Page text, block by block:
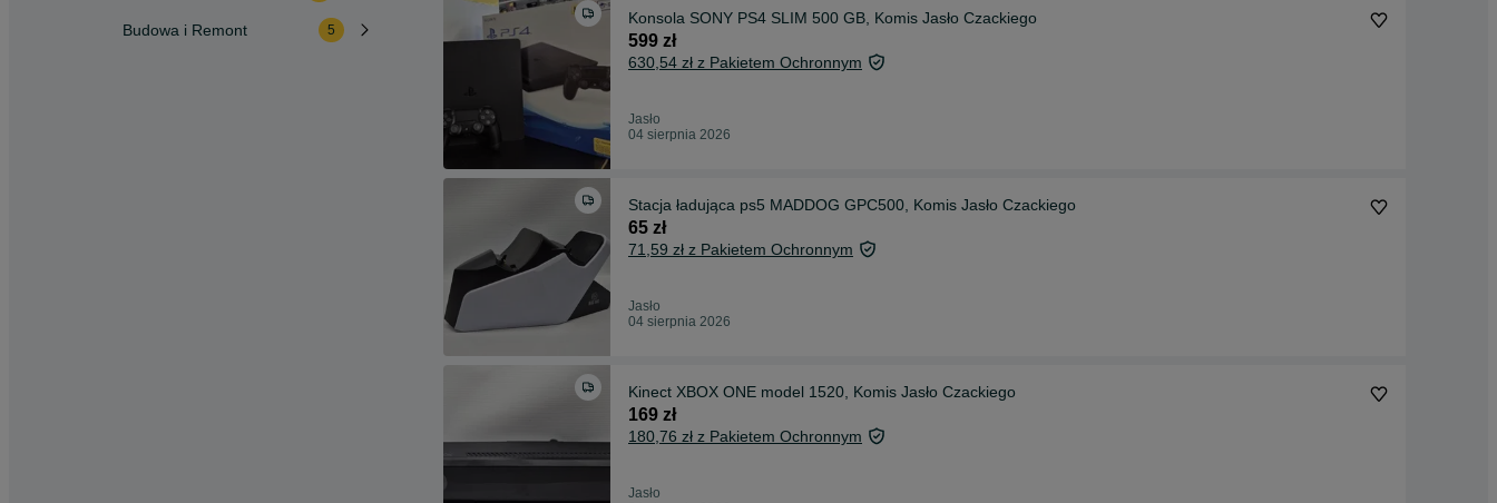
Budowa i Remont 5
Konsola SONY PS4 SLIM 500 GB, Komis Jasło Czackiego
599 zł
630,54 zł z Pakietem Ochronnym
Jasło
04 sierpnia 2026
Stacja ładująca ps5 MADDOG GPC500, Komis Jasło Czackiego
65 zł
71,59 zł z Pakietem Ochronnym
Jasło
04 sierpnia 2026
Kinect XBOX ONE model 1520, Komis Jasło Czackiego
169 zł
180,76 zł z Pakietem Ochronnym
Jasło